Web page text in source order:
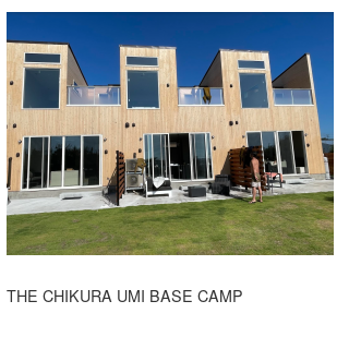
THE CHIKURA UMI BASE CAMP